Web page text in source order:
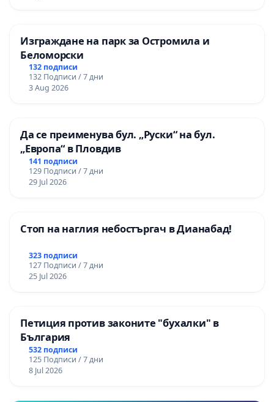
Изграждане на парк за Остромила и
Беломорски
132 подписи
132 Подписи / 7 дни
3 Aug 2026
Да се преименува бул. „Руски“ на бул.
„Европа“ в Пловдив
141 подписи
129 Подписи / 7 дни
29 Jul 2026
Стоп на наглия небостъргач в Дианабад!
323 подписи
127 Подписи / 7 дни
25 Jul 2026
Петиция против законите "бухалки" в
България
532 подписи
125 Подписи / 7 дни
8 Jul 2026